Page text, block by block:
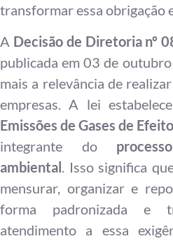
transformar essa obrigação
A Decisão de Diretoria nº
publicada em 03 de
mais a relevância de
empresas. A lei
Emissões de Gases de
integrante do
ambiental . Isso significa
mensurar, organizar e
forma padronizada e
atendimento a essa